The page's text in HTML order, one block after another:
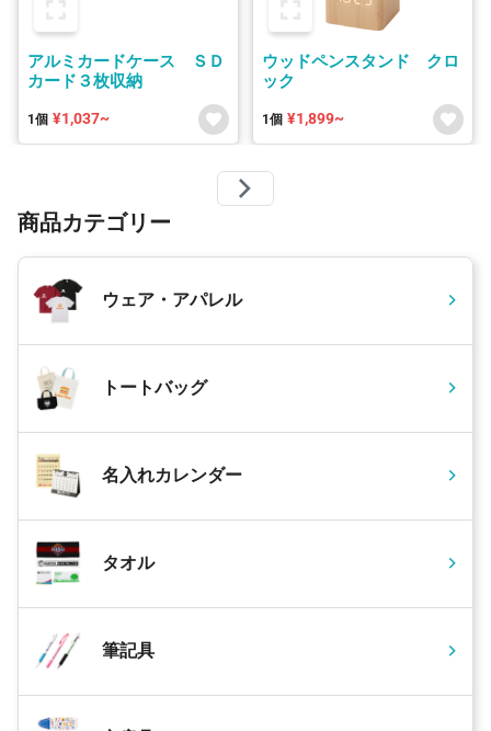
アルミカードケース ＳＤ
カード３枚収納
1個 ¥1,037~
ウッドペンスタンド クロ
ック
1個 ¥1,899~
商品カテゴリー
ウェア・アパレル
トートバッグ
名入れカレンダー
タオル
筆記具